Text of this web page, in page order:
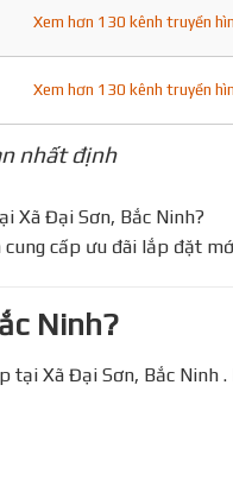
Xem hơn 130 kênh truyền
Xem hơn 130 kênh truyền
nhất định
Xã Đại Sơn, Bắc Ninh?
cung cấp ưu đãi lắp đặt
Ninh?
Xã Đại Sơn, Bắc Ninh